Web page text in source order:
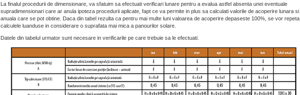
La finalul procedurii de dimensionare, va sfatuim sa efectuati verificari lunare pentru a evalua astfel absenta unei eventuale
supradimensionari care ar anula ipoteza procedurii aplicate, fapt ce va permite in plus sa calculati valorile de acoperire lunara si
anuala care se pot obtine. Daca din tabel rezulta ca pentru mai multe luni valoarea de acoperire depaseste 100%, se vor repeta
calculele luanduse in considerare o suprafata mai mica a panourilor solare.
Datele din tabelul urmator sunt necesare in verificarile pe care trebuie sa le efectuati.